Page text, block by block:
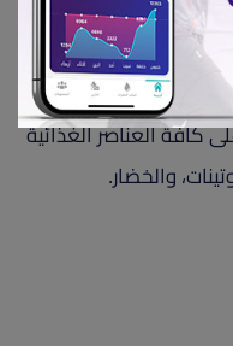
وضمان سلامة الجهاز
كافة العناصر الغذائية
والخضار.